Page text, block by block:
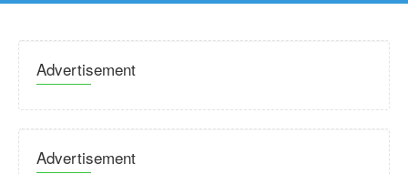
Advertisement
Advertisement